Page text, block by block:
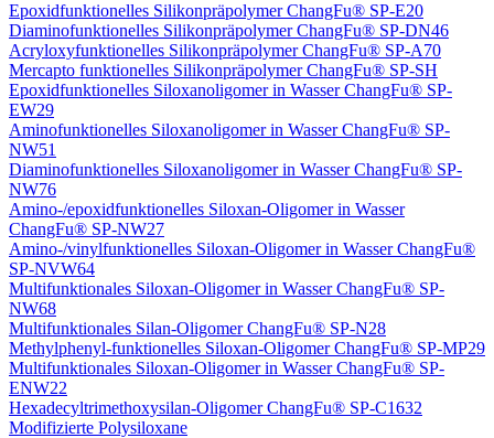
Epoxidfunktionelles Silikonpräpolymer ChangFu® SP-E20
Diaminofunktionelles Silikonpräpolymer ChangFu® SP-DN46
Acryloxyfunktionelles Silikonpräpolymer ChangFu® SP-A70
Mercapto funktionelles Silikonpräpolymer ChangFu® SP-SH
Epoxidfunktionelles Siloxanoligomer in Wasser ChangFu® SP-
EW29
Aminofunktionelles Siloxanoligomer in Wasser ChangFu® SP-
NW51
Diaminofunktionelles Siloxanoligomer in Wasser ChangFu® SP-
NW76
Amino-/epoxidfunktionelles Siloxan-Oligomer in Wasser
ChangFu® SP-NW27
Amino-/vinylfunktionelles Siloxan-Oligomer in Wasser ChangFu®
SP-NVW64
Multifunktionales Siloxan-Oligomer in Wasser ChangFu® SP-
NW68
Multifunktionales Silan-Oligomer ChangFu® SP-N28
Methylphenyl-funktionelles Siloxan-Oligomer ChangFu® SP-MP29
Multifunktionales Siloxan-Oligomer in Wasser ChangFu® SP-
ENW22
Hexadecyltrimethoxysilan-Oligomer ChangFu® SP-C1632
Modifizierte Polysiloxane